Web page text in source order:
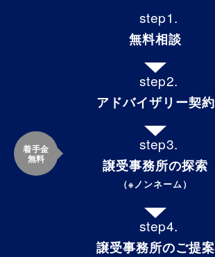
無料相談
アドバイザリー契約
譲受事務所の探索
（※ノンネーム）
譲受事務所のご提案
着手金
無料